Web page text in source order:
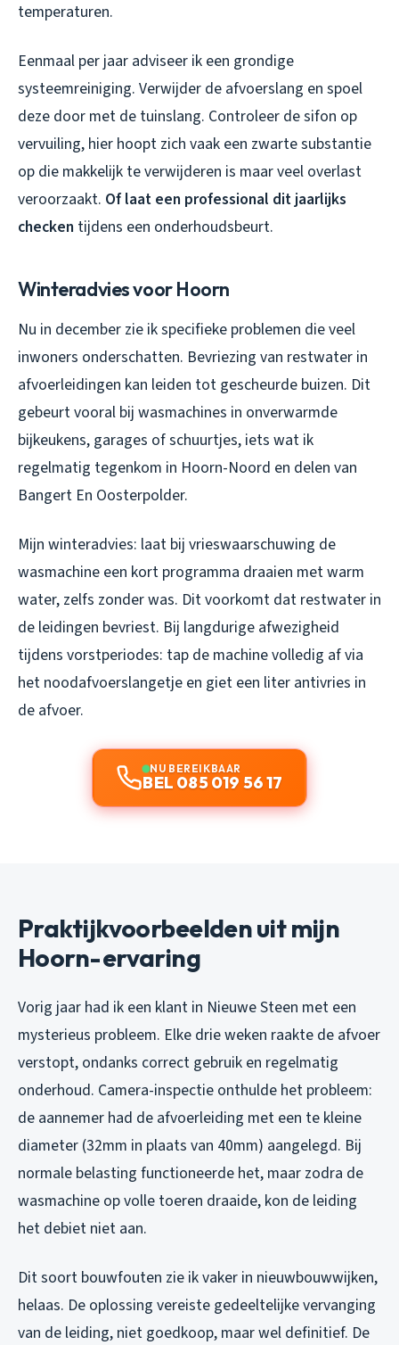
temperaturen.
Eenmaal per jaar adviseer ik een grondige
systeemreiniging. Verwijder de afvoerslang en spoel
deze door met de tuinslang. Controleer de sifon op
vervuiling, hier hoopt zich vaak een zwarte substantie
op die makkelijk te verwijderen is maar veel overlast
veroorzaakt. Of laat een professional dit jaarlijks
checken tijdens een onderhoudsbeurt.
Winteradvies voor Hoorn
Nu in december zie ik specifieke problemen die veel
inwoners onderschatten. Bevriezing van restwater in
afvoerleidingen kan leiden tot gescheurde buizen. Dit
gebeurt vooral bij wasmachines in onverwarmde
bijkeukens, garages of schuurtjes, iets wat ik
regelmatig tegenkom in Hoorn-Noord en delen van
Bangert En Oosterpolder.
Mijn winteradvies: laat bij vrieswaarschuwing de
wasmachine een kort programma draaien met warm
water, zelfs zonder was. Dit voorkomt dat restwater in
de leidingen bevriest. Bij langdurige afwezigheid
tijdens vorstperiodes: tap de machine volledig af via
het noodafvoerslangetje en giet een liter antivries in
de afvoer.
NU BEREIKBAAR
BEL 085 019 56 17
Praktijkvoorbeelden uit mijn
Hoorn-ervaring
Vorig jaar had ik een klant in Nieuwe Steen met een
mysterieus probleem. Elke drie weken raakte de afvoer
verstopt, ondanks correct gebruik en regelmatig
onderhoud. Camera-inspectie onthulde het probleem:
de aannemer had de afvoerleiding met een te kleine
diameter (32mm in plaats van 40mm) aangelegd. Bij
normale belasting functioneerde het, maar zodra de
wasmachine op volle toeren draaide, kon de leiding
het debiet niet aan.
Dit soort bouwfouten zie ik vaker in nieuwbouwwijken,
helaas. De oplossing vereiste gedeeltelijke vervanging
van de leiding, niet goedkoop, maar wel definitief. De